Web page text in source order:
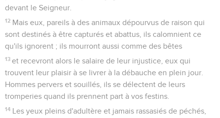
devant le Seigneur.
12 Mais eux, pareils à des animaux dépourvus de raison qui
sont destinés à être capturés et abattus, ils calomnient ce
qu'ils ignorent ; ils mourront aussi comme des bêtes
13 et recevront alors le salaire de leur injustice, eux qui
trouvent leur plaisir à se livrer à la débauche en plein jour.
Hommes pervers et souillés, ils se délectent de leurs
tromperies quand ils prennent part à vos festins.
14 Les yeux pleins d'adultère et jamais rassasiés de péchés,